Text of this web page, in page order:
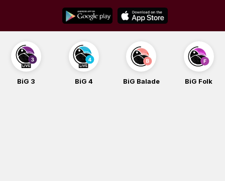
content
BiG 3 BiG 4 BiG Balade BiG Folk